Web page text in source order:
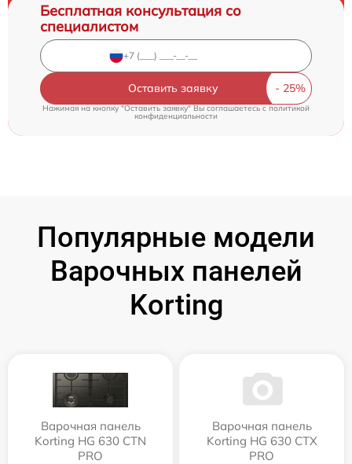
Бесплатная консультация со
специалистом
Оставить заявку
Нажимая на кнопку "Оставить заявку" Вы соглашаетесь cполитикой
конфиденциальности
Популярные модели
Варочных панелей
Korting
Варочная панель
Korting HG 630 CTN
PRO
Варочная панель
Korting HG 630 CTX
PRO